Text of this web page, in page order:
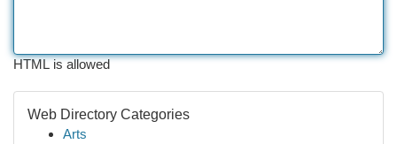
HTML is allowed
Web Directory Categories
Arts